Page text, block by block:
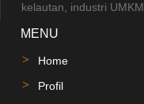
kelautan, industri UMKM
MENU
Home
Profil